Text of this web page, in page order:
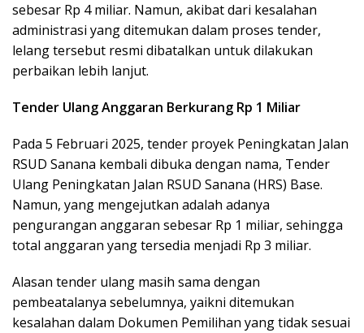
sebesar Rp 4 miliar. Namun, akibat dari kesalahan
administrasi yang ditemukan dalam proses tender,
lelang tersebut resmi dibatalkan untuk dilakukan
perbaikan lebih lanjut.
Tender Ulang Anggaran Berkurang Rp 1 Miliar
Pada 5 Februari 2025, tender proyek Peningkatan Jalan
RSUD Sanana kembali dibuka dengan nama, Tender
Ulang Peningkatan Jalan RSUD Sanana (HRS) Base.
Namun, yang mengejutkan adalah adanya
pengurangan anggaran sebesar Rp 1 miliar, sehingga
total anggaran yang tersedia menjadi Rp 3 miliar.
Alasan tender ulang masih sama dengan
pembeatalanya sebelumnya, yaikni ditemukan
kesalahan dalam Dokumen Pemilihan yang tidak sesuai